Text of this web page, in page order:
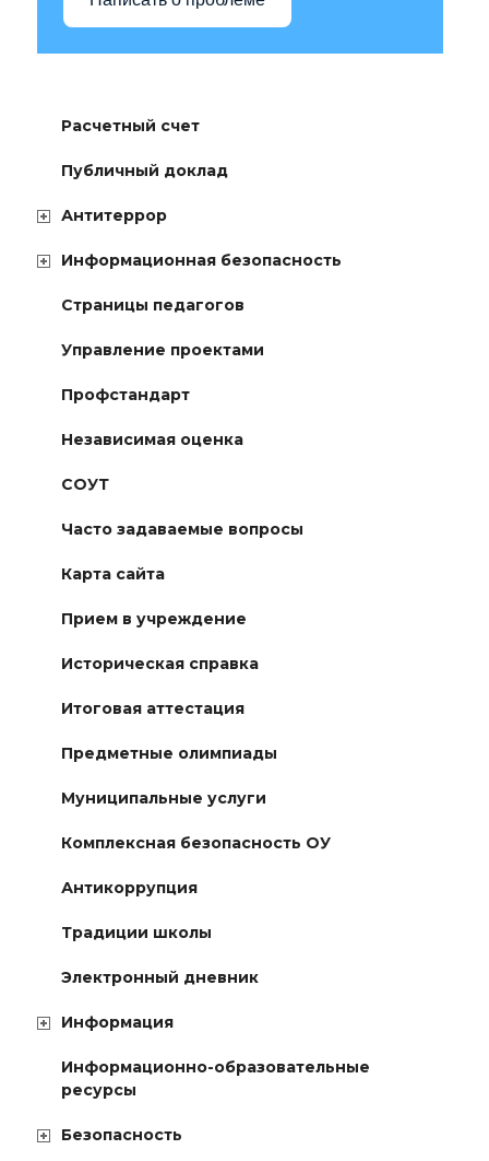
Расчетный счет
Публичный доклад
Антитеррор
Информационная безопасность
Страницы педагогов
Управление проектами
Профстандарт
Независимая оценка
СОУТ
Часто задаваемые вопросы
Карта сайта
Прием в учреждение
Историческая справка
Итоговая аттестация
Предметные олимпиады
Муниципальные услуги
Комплексная безопасность ОУ
Антикоррупция
Традиции школы
Электронный дневник
Информация
Информационно-образовательные
ресурсы
Безопасность